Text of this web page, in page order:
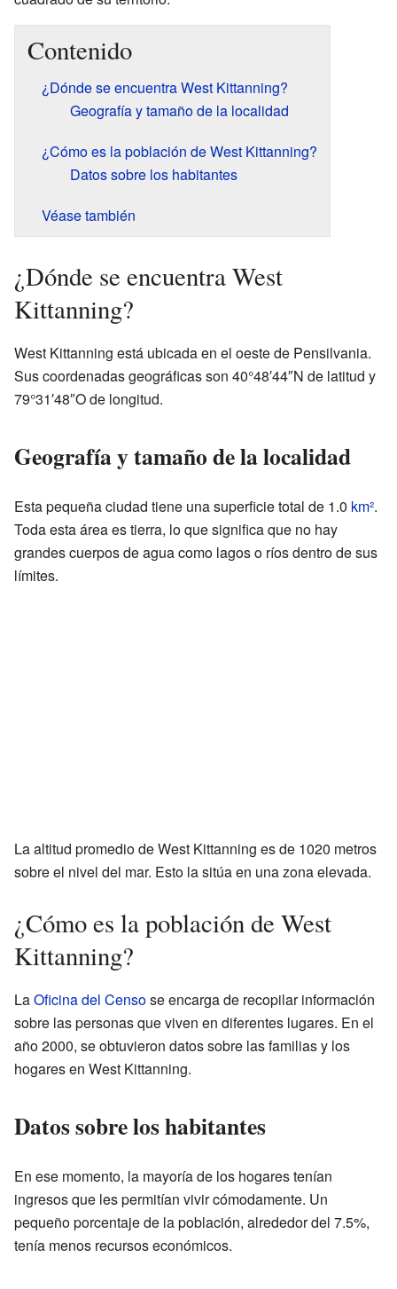
Contenido
¿Dónde se encuentra West Kittanning?
Geografía y tamaño de la localidad
¿Cómo es la población de West Kittanning?
Datos sobre los habitantes
Véase también
¿Dónde se encuentra West
Kittanning?
West Kittanning está ubicada en el oeste de Pensilvania.
Sus coordenadas geográficas son 40°48′44″N de latitud y
79°31′48″O de longitud.
Geografía y tamaño de la localidad
Esta pequeña ciudad tiene una superficie total de 1.0 km².
Toda esta área es tierra, lo que significa que no hay
grandes cuerpos de agua como lagos o ríos dentro de sus
límites.
La altitud promedio de West Kittanning es de 1020 metros
sobre el nivel del mar. Esto la sitúa en una zona elevada.
¿Cómo es la población de West
Kittanning?
LaOficina del Censose encarga de recopilar información
sobre las personas que viven en diferentes lugares. En el
año 2000, se obtuvieron datos sobre las familias y los
hogares en West Kittanning.
Datos sobre los habitantes
En ese momento, la mayoría de los hogares tenían
ingresos que les permitían vivir cómodamente. Un
pequeño porcentaje de la población, alrededor del 7.5%,
tenía menos recursos económicos.